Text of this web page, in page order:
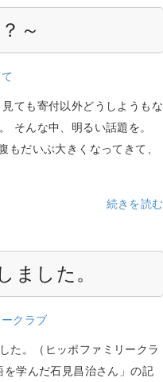
～
ても寄付以外どうしようもな
そんな中、明るい話題を。
もだいぶ大きくなってきて、
続きを読む
ました。
クラブ
た。（ヒッポファミリークラ
学んだ石見昌治さん」の記